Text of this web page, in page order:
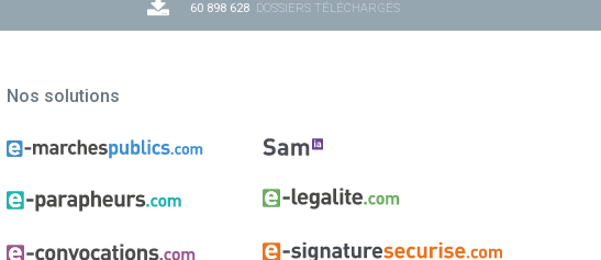
60 898 628 DOSSIERS TÉLÉCHARGÉS
Nos solutions